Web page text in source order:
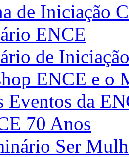
de Iniciação
ENCE
de
ENCE e o
Eventos da
70 Anos
Ser